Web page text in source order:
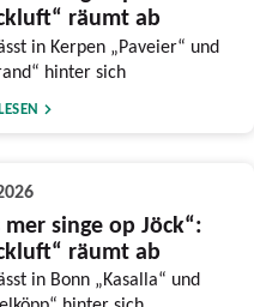
räumt ab
in Kerpen „Paveier“ und
hinter sich
mer singe op Jöck“:
räumt ab
in Bonn „Kasalla“ und